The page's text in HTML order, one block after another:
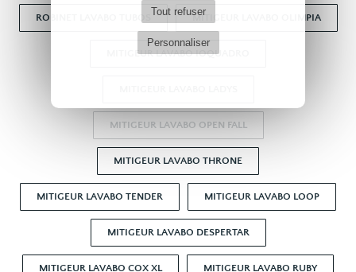
Tout refuser
Personnaliser
ROBINET LAVABO TUBOS MITIGEUR LAVABO OLIMPIA
MITIGEUR LAVABO IOQUADRO
MITIGEUR LAVABO OPEN FALL
MITIGEUR LAVABO THRONE
MITIGEUR LAVABO TENDER MITIGEUR LAVABO LOOP
MITIGEUR LAVABO DESPERTAR
MITIGEUR LAVABO COX XL MITIGEUR LAVABO RUBY